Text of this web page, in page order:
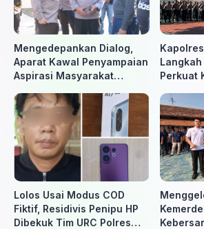
Mengedepankan Dialog,
Aparat Kawal Penyampaian
Aspirasi Masyarakat
Timur
Perkuat
Lolos Usai Modus COD
Fiktif, Residivis Penipu HP
Dibekuk Tim URC Polres